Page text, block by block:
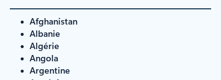
Afghanistan
Albanie
Algérie
Angola
Argentine